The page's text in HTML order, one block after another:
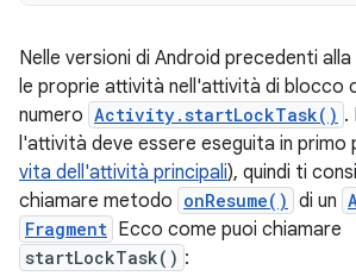
Nelle versioni di Android precedenti
le proprie attività nell'attività di blocco
numero Activity.startLockTask() .
l'attività deve essere eseguita in primo
vita dell'attività principali), quindi ti
chiamare metodo onResume() di un
Fragment Ecco come puoi chiamare
startLockTask() :